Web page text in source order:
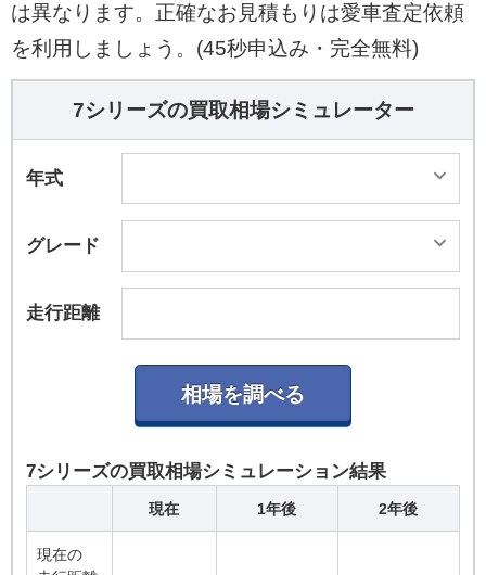
は異なります。正確なお見積もりは愛車査定依頼
を利用しましょう。(45秒申込み・完全無料)
7シリーズの買取相場シミュレーター
年式
グレード
走行距離
7シリーズの買取相場シミュレーション結果
現在 1年後 2年後
現在の